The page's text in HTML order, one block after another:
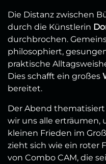
Die Distanz zwischen
durch die Künstlerin
durchbrochen.
philosophiert,
praktische
Dies schafft ein großes
bereitet.
Der Abend
wir uns alle erträumen,
kleinen Frieden im
zieht sich wie ein roter
von Combo CAM, die